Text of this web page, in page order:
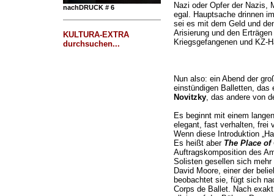
nachDRUCK # 6
KULTURA-EXTRA
durchsuchen...
Nazi oder Opfer der Nazis,
egal. Hauptsache drinnen
sei es mit dem Geld und
Arisierung und den
Kriegsgefangenen und KZ-
Nun also: ein Abend der
einstündigen Balletten,
Novitzky, das andere von
Es beginnt mit einem
elegant, fast verhalten, frei
Wenn diese Introduktion
Es heißt aber The Place of
Auftragskomposition des
Solisten gesellen sich
David Moore, einer der
beobachtet sie, fügt sich
Corps de Ballet. Nach